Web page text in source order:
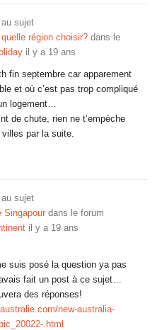
sujet
région choisir? dans le
il y a 19 ans
fin septembre car apparement
et où c’est pas trop compliqué
logement…
de chute, rien ne t’empèche
villes par la suite.
sujet
Singapour dans le forum
il y a 19 ans
suis posé la question ya pas
fait un post à ce sujet…
des réponses!
new-australia-
.html